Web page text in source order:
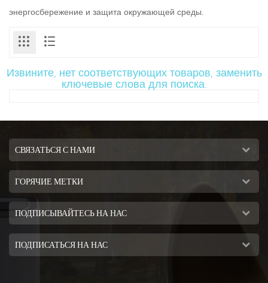
энергосбережение и защита окружающей среды.
Извините, нет соответствующих товаров, заменить
ключевые слова для поиска.
СВЯЗАТЬСЯ С НАМИ
ГОРЯЧИЕ МЕТКИ
ПОДПИСЫВАЙТЕСЬ НА НАС
ПОДПИСАТЬСЯ НА НАС